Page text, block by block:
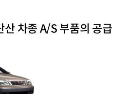
산 차종 A/S 부품의 공급